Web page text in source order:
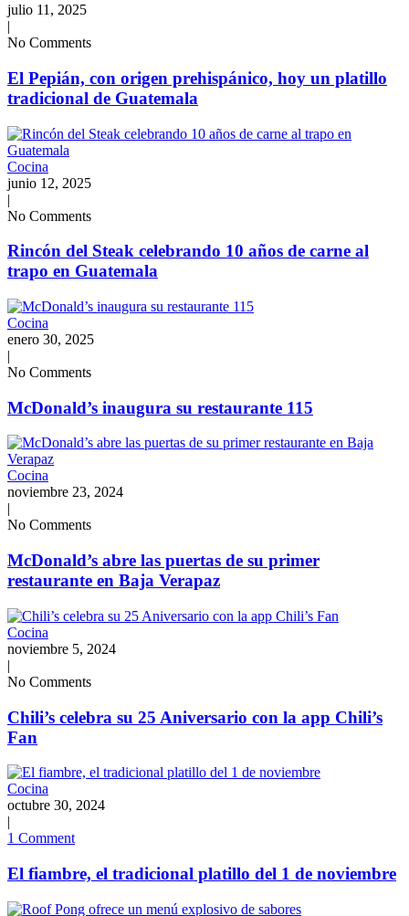
julio 11, 2025
|
No Comments
El Pepián, con origen prehispánico, hoy un platillo
tradicional de Guatemala
Cocina
junio 12, 2025
|
No Comments
Rincón del Steak celebrando 10 años de carne al
trapo en Guatemala
Cocina
enero 30, 2025
|
No Comments
McDonald’s inaugura su restaurante 115
Cocina
noviembre 23, 2024
|
No Comments
McDonald’s abre las puertas de su primer
restaurante en Baja Verapaz
Cocina
noviembre 5, 2024
|
No Comments
Chili’s celebra su 25 Aniversario con la app Chili’s
Fan
Cocina
octubre 30, 2024
|
1 Comment
El fiambre, el tradicional platillo del 1 de noviembre